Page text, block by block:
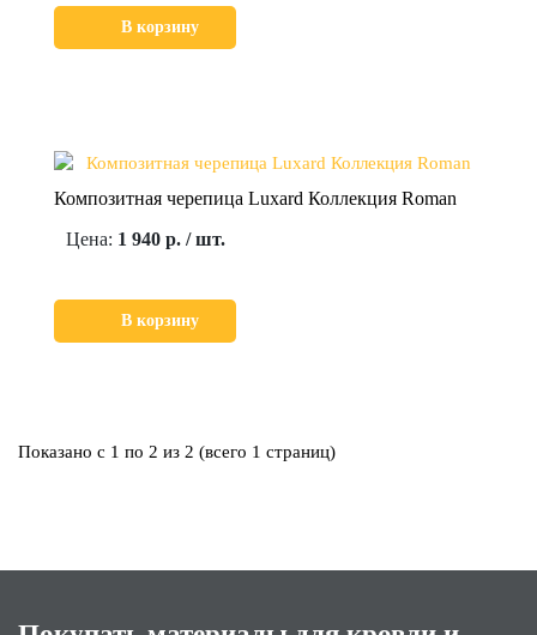
В корзину
Композитная черепица Luxard Коллекция Roman
Цена: 1 940 р. / шт.
В корзину
Показано с 1 по 2 из 2 (всего 1 страниц)